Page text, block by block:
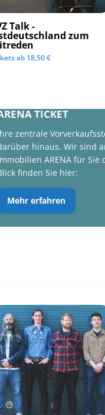
Talk -
zum
ab 18,50€
TICKET
zentrale
hinaus. Wir sind
ARENA für
finden Sie hier:
Mehr erfahren